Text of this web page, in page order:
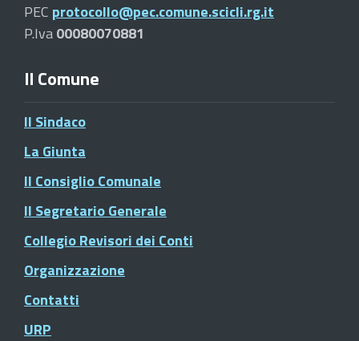
PEC protocollo@pec.comune.scicli.rg.it
P.Iva00080070881
Il Comune
Il Sindaco
La Giunta
Il Consiglio Comunale
Il Segretario Generale
Collegio Revisori dei Conti
Organizzazione
Contatti
URP